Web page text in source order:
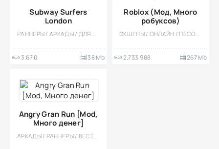
Subway Surfers
London
РАННЕРЫ / АРКАДЫ / ДЛЯ ДЕТЕЙ / ВСТРОЕННЫЙ КЕШ / ОДНОПОЛЬЗОВАТЕЛЬСКИЕ / ОФЛАЙН / СТИЛИЗАЦИЯ / ПЛАТФОРМЕРЫ / КАЗУАЛЬНЫЕ / МАЛЕНЬКАЯ / 3D
3.67.0 38 Mb
Roblox (Мод, Много
робуксов)
ЭКШЕНЫ / ОНЛАЙН / ПЕСОЧНИЦЫ / МОД / СТИЛИЗАЦИЯ / МНОГОПОЛЬЗОВАТЕЛЬСКАЯ / ОДНОПОЛЬЗОВАТЕЛЬСКИЕ / КАЗУАЛЬНЫЕ / СИМУЛЯТОРЫ / ПРИКЛЮЧЕНИЕ / 3D
2.733.988 267 Mb
Angry Gran Run [Mod,
Много денег]
АРКАДЫ / РАННЕРЫ / ВЕСЁЛАЯ / ОФЛАЙН / СТИЛИЗАЦИЯ / ОДНОПОЛЬЗОВАТЕЛЬСКИЕ / ПЛАТФОРМЕРЫ / ЭКШЕНЫ / МАЛЕНЬКАЯ / МОД